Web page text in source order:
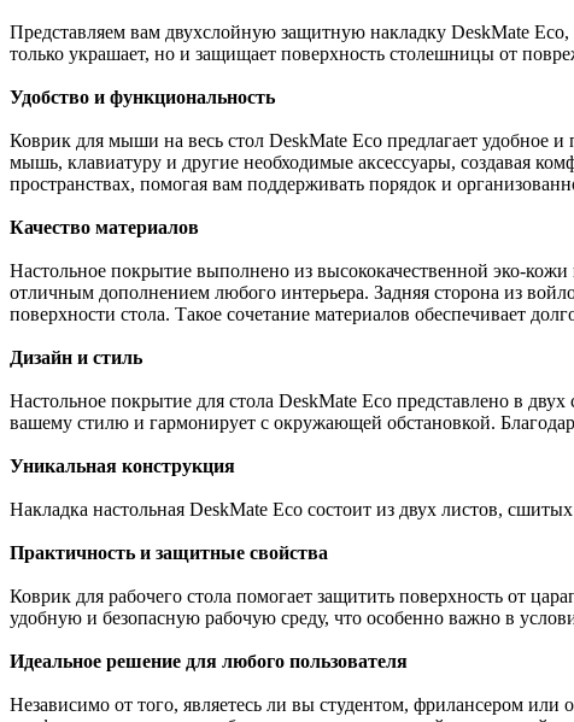
Представляем вам двуxслойную защитную накладку DeskMate
только украшает, но и защищает поверхность столешницы от
Удобство и функциональность
Коврик для мыши на весь стол DeskMate Eco предлагает удобное
мышь, клавиатуру и другие необходимые аксессуары, создавая
пространствах, помогая вам поддерживать порядок и
Качество материалов
Настольное покрытие выполнено из высококачественной эко-
отличным дополнением любого интерьера. Задняя сторона из
поверхности стола. Такое сочетание материалов обеспечивает
Дизайн и стиль
Настольное покрытие для стола DeskMate Eco представлено в
вашему стилю и гармонирует с окружающей обстановкой.
Уникальная конструкция
Накладка настольная DeskMate Eco состоит из двух листов,
Практичность и защитные свойства
Коврик для рабочего стола помогает защитить поверхность от
удобную и безопасную рабочую среду, что особенно важно в
Идеальное решение для любого пользователя
Независимо от того, являетесь ли вы студентом, фрилансером